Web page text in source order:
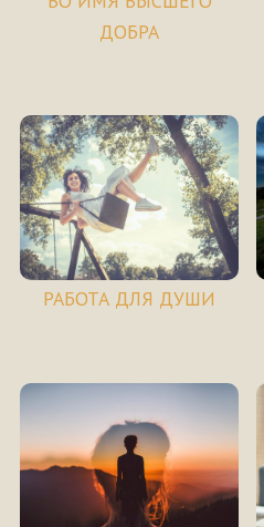
ДОБРА
РАБОТА ДЛЯ ДУШИ